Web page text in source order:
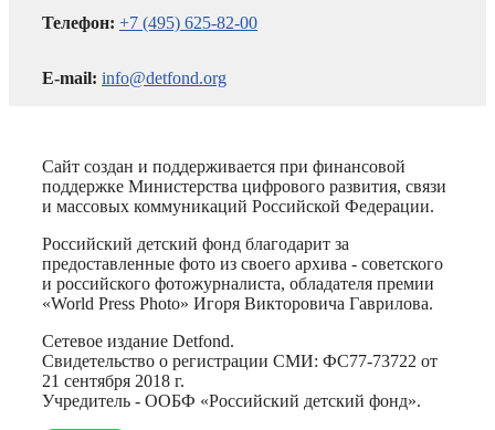
Телефон: +7 (495) 625-82-00
E-mail: info@detfond.org
Сайт создан и поддерживается при финансовой
поддержке Министерства цифрового развития, связи
и массовых коммуникаций Российской Федерации.
Российский детский фонд благодарит за
предоставленные фото из своего архива - советского
и российского фотожурналиста, обладателя премии
«World Press Photo» Игоря Викторовича Гаврилова.
Сетевое издание Detfond.
Свидетельство о регистрации СМИ: ФС77-73722 от
21 сентября 2018 г.
Учредитель - ООБФ «Российский детский фонд».